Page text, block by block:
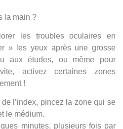
la main ?
les troubles oculaires en
» les yeux après une grosse
aux études, ou même pour
activez certaines zones
!
l’index, pincez la zone qui se
le médium.
minutes, plusieurs fois par